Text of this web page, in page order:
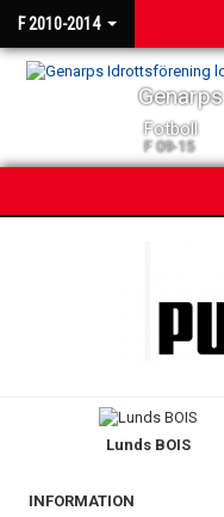
F 2010-2014
Fotboll
F 09-15
BILDGALLERI
Lunds BOIS
INFORMATION